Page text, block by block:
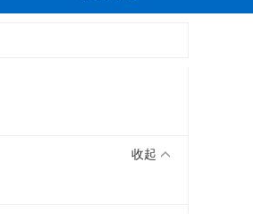
收起